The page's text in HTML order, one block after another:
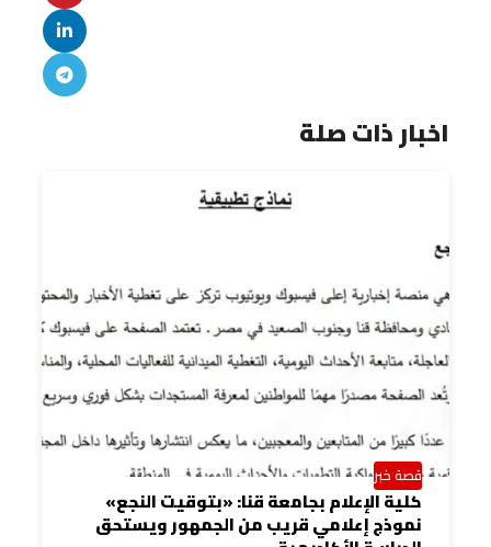
اخبار ذات صلة
قصة خبر
كلية الإعلام بجامعة قنا: «بتوقيت النجع»
نموذج إعلامي قريب من الجمهور ويستحق